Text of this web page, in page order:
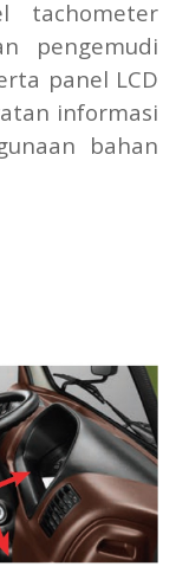
tachometer
pengemudi
panel LCD
informasi
bahan